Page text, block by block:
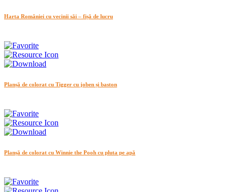
Harta României cu vecinii săi – fișă de lucru
Planșă de colorat cu Tigger cu joben și baston
Planșă de colorat cu Winnie the Pooh cu pluta pe apă